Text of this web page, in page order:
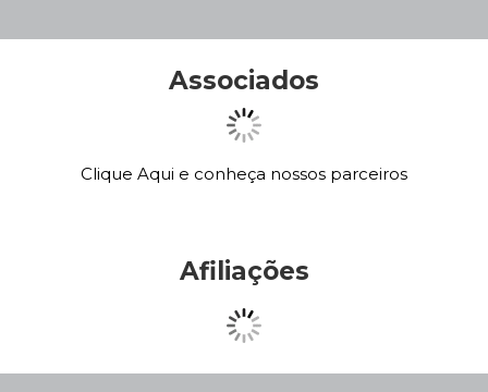
Associados
Clique Aqui e conheça nossos parceiros
Afiliações